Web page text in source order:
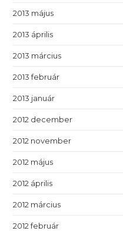
2013 május
2013 április
2013 március
2013 február
2013 január
2012 december
2012 november
2012 május
2012 április
2012 március
2012 február